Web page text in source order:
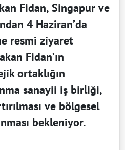
Fidan, Singapur ve
4 Haziran’da
resmi ziyaret
Fidan’ın
ortaklığın
sanayii iş birliği,
ve bölgesel
bekleniyor.